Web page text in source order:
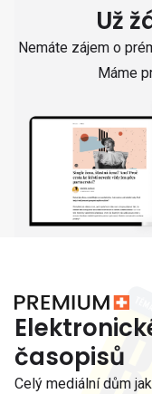
Už
Nemáte zájem o
Máme
časopisů
Celý mediální dům